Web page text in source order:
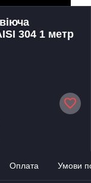
304 1 метр
Оплата Умови